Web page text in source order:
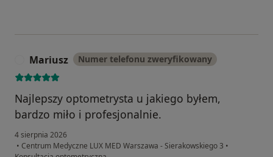
Mariusz Numer telefonu zweryfikowany
Najlepszy optometrysta u jakiego byłem,
bardzo miło i profesjonalnie.
4 sierpnia 2026
• Centrum Medyczne LUX MED Warszawa - Sierakowskiego 3 •